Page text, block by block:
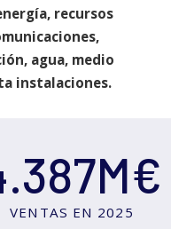
recursos
agua, medio
instalaciones.
VENTAS EN 2025